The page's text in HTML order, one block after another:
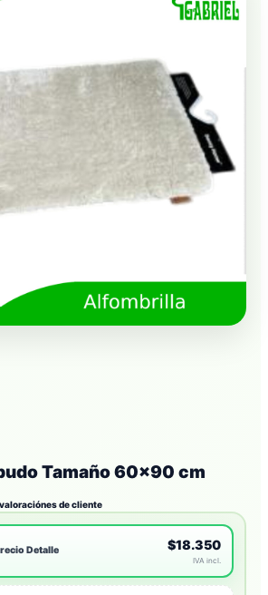
Tamaño 60×90 cm
valoraciónes de cliente
Detalle $18.350
IVA incl.